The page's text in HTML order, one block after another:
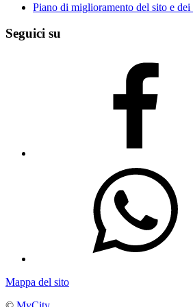
Piano di miglioramento del sito e dei
Seguici su
Mappa del sito